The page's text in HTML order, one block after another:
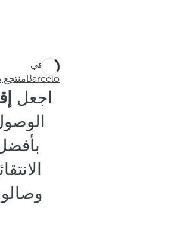
أنت في
Barcelóمنتجع
اجعل